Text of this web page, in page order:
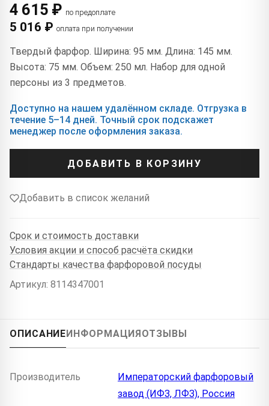
4 615 ₽ по предоплате
5 016 ₽ оплата при получении
Твердый фарфор. Ширина: 95 мм. Длина: 145 мм.
Высота: 75 мм. Объем: 250 мл. Набор для одной
персоны из 3 предметов.
Доступно на нашем удалённом складе. Отгрузка в
течение 5–14 дней. Точный срок подскажет
менеджер после оформления заказа.
ДОБАВИТЬ В КОРЗИНУ
Добавить в список желаний
Срок и стоимость доставки
Условия акции и способ расчёта скидки
Стандарты качества фарфоровой посуды
Артикул: 8114347001
ОПИСАНИЕ ИНФОРМАЦИЯ ОТЗЫВЫ
Производитель
Императорский фарфоровый
завод (ИФЗ, ЛФЗ), Россия